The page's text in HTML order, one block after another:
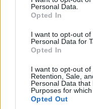
Personal Data.
Opted In
I want to opt-out
Personal Data for
Opted In
I want to opt-out of
Retention, Sale,
Personal Data
Purposes for
Opted Out
A teljesítményért a 3
rendszerchipre
nem egyszerű
hanem azoknak is,